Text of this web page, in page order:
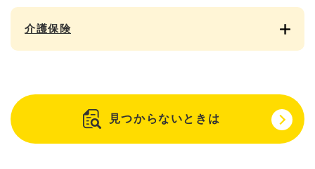
介護保険
見つからないときは